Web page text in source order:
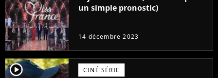
un simple pronostic)
14 décembre 2023
player2 CINÉ SÉRIE